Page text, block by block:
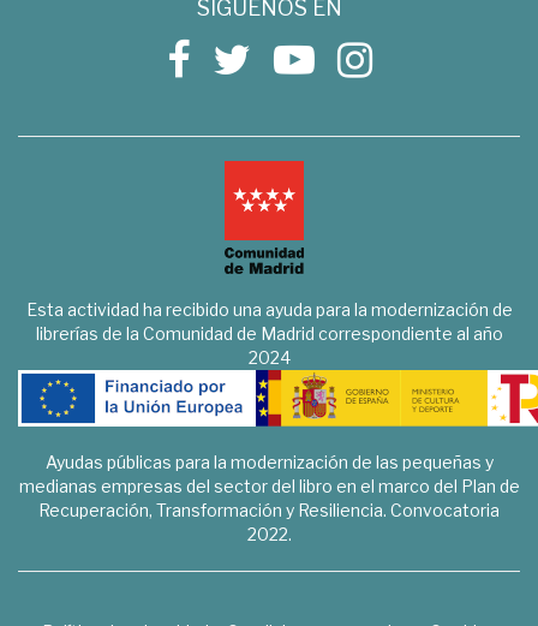
SÍGUENOS EN
Esta actividad ha recibido una ayuda para la modernización de
librerías de la Comunidad de Madrid correspondiente al año
2024
Ayudas públicas para la modernización de las pequeñas y
medianas empresas del sector del libro en el marco del Plan de
Recuperación, Transformación y Resiliencia. Convocatoria
2022.